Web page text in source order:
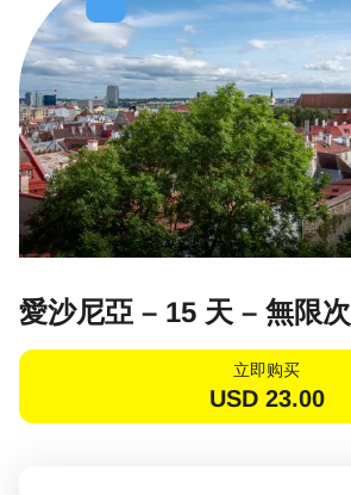
愛沙尼亞 – 15 天 – 無限次
立即购买
USD 23.00